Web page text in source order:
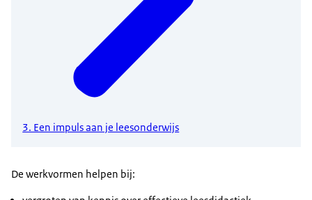
3. Een impuls aan je leesonderwijs
De werkvormen helpen bij: